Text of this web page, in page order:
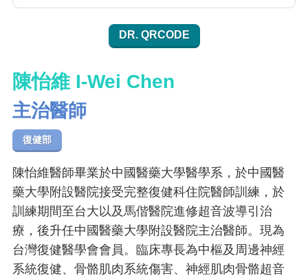
DR. QRCODE
陳怡維 I-Wei Chen
主治醫師
復健部
陳怡維醫師畢業於中國醫藥大學醫學系，於中國醫
藥大學附設醫院接受完整復健科住院醫師訓練，於
訓練期間至台大以及馬偕醫院進修超音波導引治
療，後升任中國醫藥大學附設醫院主治醫師。現為
台灣復健醫學會會員。臨床專長為中樞及周邊神經
系統復健、骨骼肌肉系統傷害、神經肌肉骨骼超音